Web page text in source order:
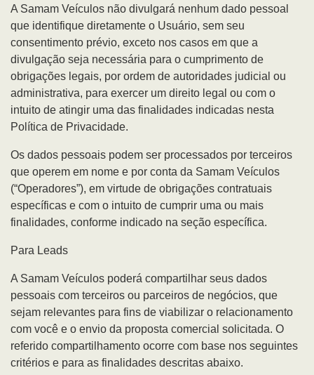
A Samam Veículos não divulgará nenhum dado pessoal
que identifique diretamente o Usuário, sem seu
consentimento prévio, exceto nos casos em que a
divulgação seja necessária para o cumprimento de
obrigações legais, por ordem de autoridades judicial ou
administrativa, para exercer um direito legal ou com o
intuito de atingir uma das finalidades indicadas nesta
Política de Privacidade.
Os dados pessoais podem ser processados por terceiros
que operem em nome e por conta da Samam Veículos
(“Operadores”), em virtude de obrigações contratuais
específicas e com o intuito de cumprir uma ou mais
finalidades, conforme indicado na seção específica.
Para Leads
A Samam Veículos poderá compartilhar seus dados
pessoais com terceiros ou parceiros de negócios, que
sejam relevantes para fins de viabilizar o relacionamento
com você e o envio da proposta comercial solicitada. O
referido compartilhamento ocorre com base nos seguintes
critérios e para as finalidades descritas abaixo.